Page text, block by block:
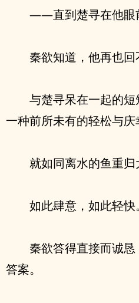
——直到楚寻在他眼
秦欲知道，他再也回
与楚寻呆在一起的
一种前所未有的轻松与庆
就如同离水的鱼重归
如此肆意，如此轻快。
秦欲答得直接而诚
答案。